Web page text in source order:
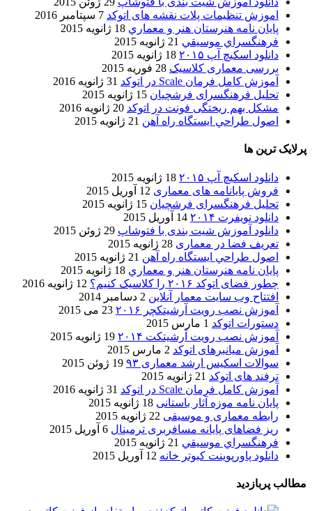
اموزش تنظیمات پلات نقشه های اتوکد 7 سپتامبر 2016
پایان نامه هنرستان هنر و معماري 18 ژانویه 2015
فرهنگسراي موسيقي 21 ژانویه 2015
دانلود اسکیچ آپ ۲۰۱۵
18 ژانویه 2015
بررسی معماری کلاسیک 28 فوریه 2015
آموزش کامل فرمان Scale در اتوکد
31 ژانویه 2016
تحلیل فرهنگسرای فرشچیان 15 ژانویه 2015
مشکل بهم ریختگی فونت در اتوکد 20 ژانویه 2016
اصول طراحي ایستگاه راه آهن 21 ژانویه 2015
پرلایک ترین ها
دانلود اسکیچ آپ ۲۰۱۵
18 ژانویه 2015
فروش پایانامه های معماری 12 آوریل 2015
تحلیل فرهنگسرای فرشچیان 15 ژانویه 2015
دانلود نویفرت ۲۰۱۴
14 آوریل 2015
دانلود آموزش شیت بندی با فتوشاپ 29 ژوئن 2015
تعریف فضا در معماری 28 ژانویه 2015
اصول طراحي ایستگاه راه آهن 21 ژانویه 2015
پایان نامه هنرستان هنر و معماري 18 ژانویه 2015
چطور فضای اتوکد ۲۰۱۶ را کلاسیک کنیم؟
12 ژانویه 2016
افتتاح وب سایت معمار آنلاین 2 دسامبر 2014
آموزش نصب رویت آرشیتکچر ۲۰۱۶
23 می 2015
دستورات اتوکد 1 مارس 2015
آموزش نصب رویت آرشیتکت ۲۰۱۴
19 ژانویه 2015
آموزش میانبرهای اتوکد 2 مارس 2015
سوالات اسکیس ارشد معماری ۹۳
19 ژوئن 2015
ترفند های اتوکد 21 ژانویه 2015
آموزش کامل فرمان Scale در اتوکد
31 ژانویه 2016
پایان نامه موزه آثار باستانی 18 ژانویه 2015
رابطه معماری و موسیقی 22 ژانویه 2015
ریز فضاهای پایانه مسافربری ترمینال 6 آوریل 2015
فرهنگسراي موسيقي 21 ژانویه 2015
دانلود پاورپوینت کبوتر خانه 12 آوریل 2015
مطالب پربازدید